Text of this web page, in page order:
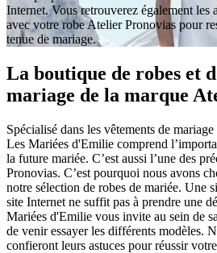
Internet. Vous retrouverez également les
avec votre robe Atelier Pronovias pour
tenue de mariage.
La boutique de robes et
mariage de la marque
Spécialisé dans les vêtements de
Les Mariées d'Emilie comprend
la future mariée. C’est aussi l’une des
Pronovias. C’est pourquoi nous avons
notre sélection de robes de mariée. Une
site Internet ne suffit pas à prendre une
Mariées d'Emilie vous invite au sein de
de venir essayer les différents modèles.
confieront leurs astuces pour réussir